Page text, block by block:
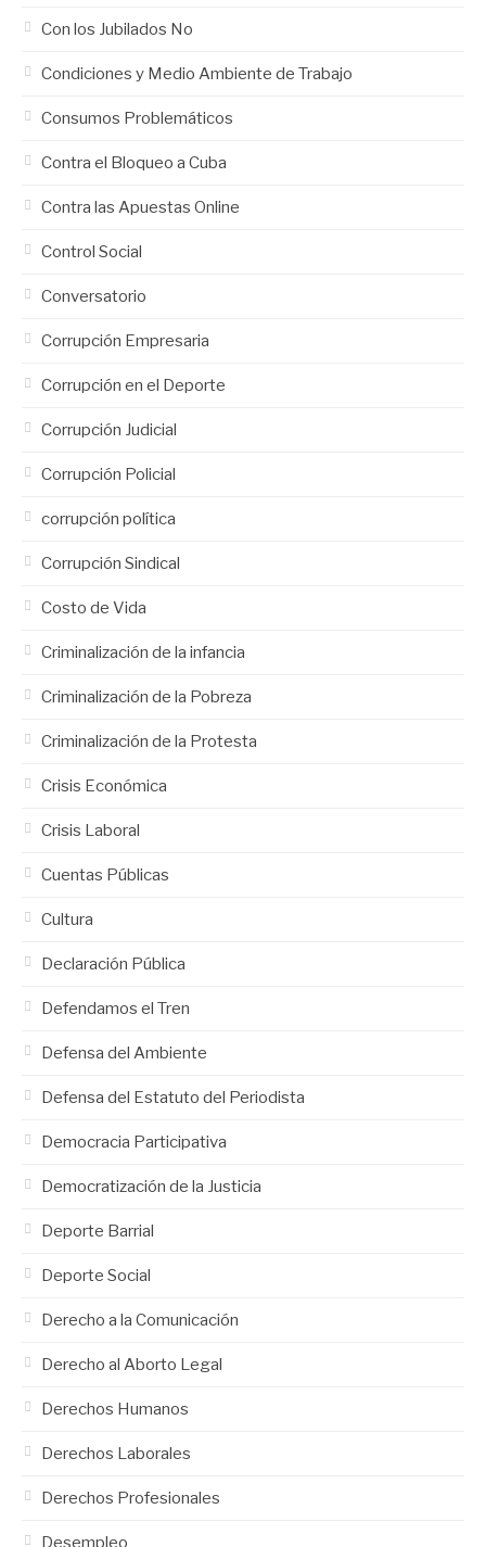
Con los Jubilados No
Condiciones y Medio Ambiente de Trabajo
Consumos Problemáticos
Contra el Bloqueo a Cuba
Contra las Apuestas Online
Control Social
Conversatorio
Corrupción Empresaria
Corrupción en el Deporte
Corrupción Judicial
Corrupción Policial
corrupción política
Corrupción Sindical
Costo de Vida
Criminalización de la infancia
Criminalización de la Pobreza
Criminalización de la Protesta
Crisis Económica
Crisis Laboral
Cuentas Públicas
Cultura
Declaración Pública
Defendamos el Tren
Defensa del Ambiente
Defensa del Estatuto del Periodista
Democracia Participativa
Democratización de la Justicia
Deporte Barrial
Deporte Social
Derecho a la Comunicación
Derecho al Aborto Legal
Derechos Humanos
Derechos Laborales
Derechos Profesionales
Desempleo